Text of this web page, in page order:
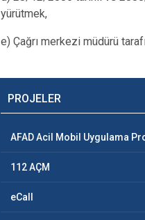
yürütmek,
e) Çağrı merkezi müdürü
PROJELER
AFAD Acil Mobil Uygulama
112 AÇM
eCall